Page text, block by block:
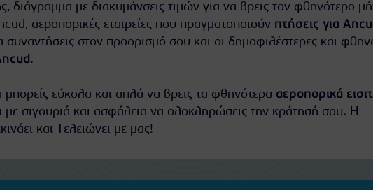
διάγραμμα με διακυμάνσεις τιμών για να βρεις τον φθηνότερο
αεροπορικές εταιρείες που πραγματοποιούν πτήσεις για
συναντήσεις στον προορισμό σου και οι δημοφιλέστερες και
.
μπορείς εύκολα και απλά να βρεις τα φθηνότερα αεροπορικά
με σιγουριά και ασφάλεια να ολοκληρώσεις την κράτησή σου. Η
και Τελειώνει με μας!